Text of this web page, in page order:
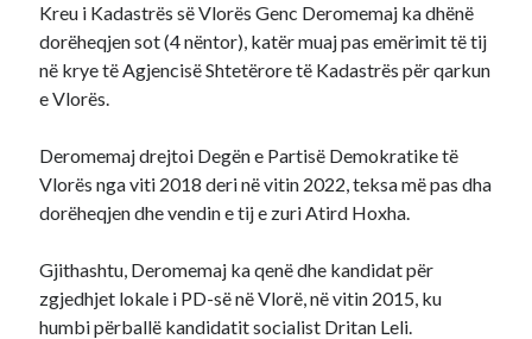
Kreu i Kadastrës së Vlorës Genc Deromemaj ka dhënë
dorëheqjen sot (4 nëntor), katër muaj pas emërimit të tij
në krye të Agjencisë Shtetërore të Kadastrës për qarkun
e Vlorës.
Deromemaj drejtoi Degën e Partisë Demokratike të
Vlorës nga viti 2018 deri në vitin 2022, teksa më pas dha
dorëheqjen dhe vendin e tij e zuri Atird Hoxha.
Gjithashtu, Deromemaj ka qenë dhe kandidat për
zgjedhjet lokale i PD-së në Vlorë, në vitin 2015, ku
humbi përballë kandidatit socialist Dritan Leli.